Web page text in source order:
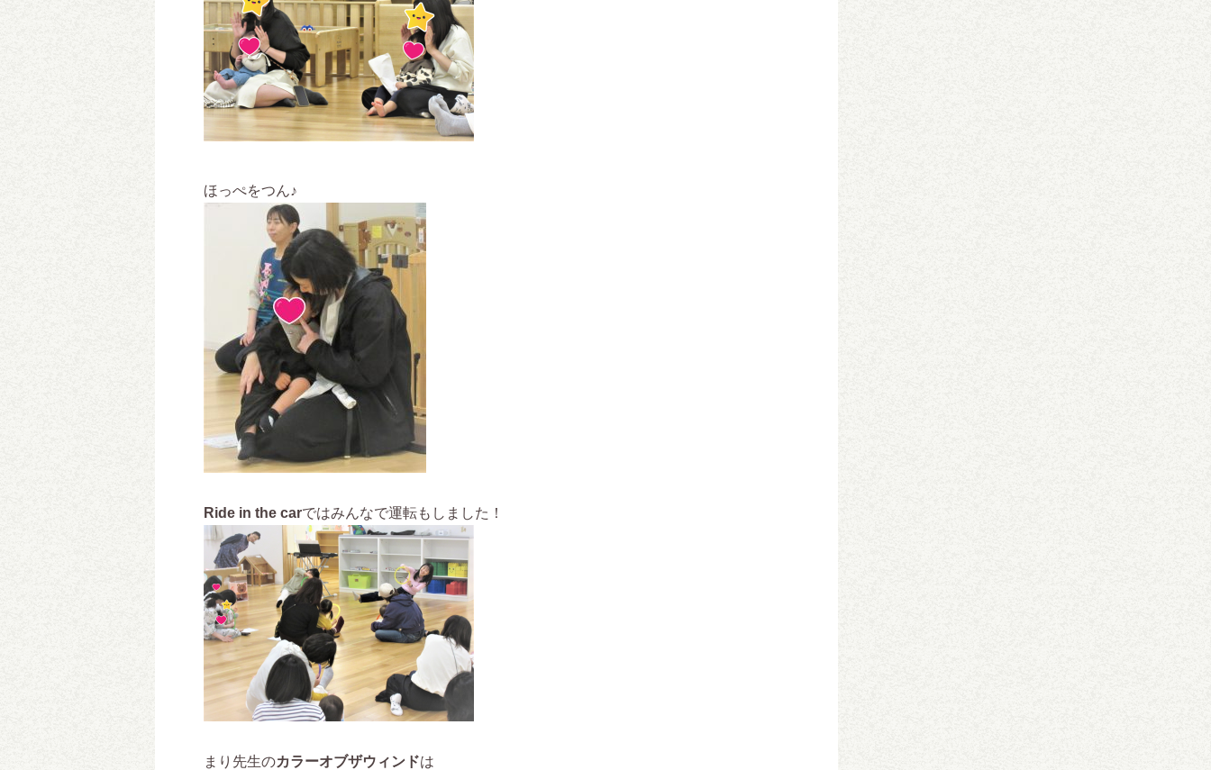
ほっぺをつん♪
Ride in the carではみんなで運転もしました！
まり先生のカラーオブザウィンドは